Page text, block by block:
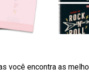
você encontra as